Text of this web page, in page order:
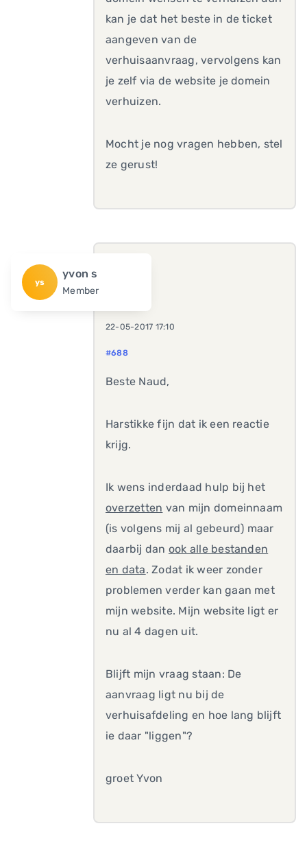
kan je dat het beste in de ticket
aangeven van de
verhuisaanvraag, vervolgens kan
je zelf via de website je domein
verhuizen.
Mocht je nog vragen hebben, stel
ze gerust!
ys
yvon s
Member
22-05-2017 17:10
#688
Beste Naud,
Harstikke fijn dat ik een reactie
krijg.
Ik wens inderdaad hulp bij het
overzetten van mijn domeinnaam
(is volgens mij al gebeurd) maar
daarbij dan ook alle bestanden
en data. Zodat ik weer zonder
problemen verder kan gaan met
mijn website. Mijn website ligt er
nu al 4 dagen uit.
Blijft mijn vraag staan: De
aanvraag ligt nu bij de
verhuisafdeling en hoe lang blijft
ie daar "liggen"?
groet Yvon